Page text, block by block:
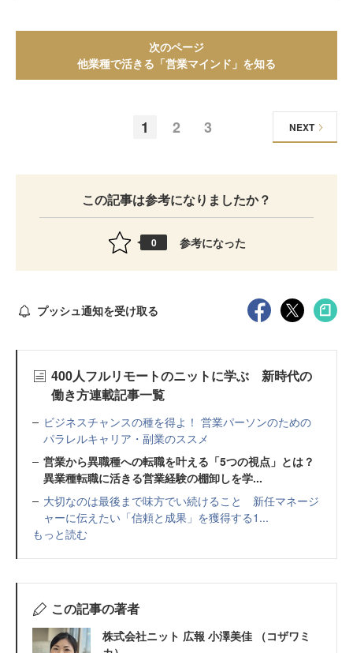
次のページ
他業種で活きる「営業マインド」を知る
1 2 3 NEXT
この記事は参考になりましたか？
0 参考になった
プッシュ通知を受け取る
400人フルリモートのニットに学ぶ 新時代の
働き方連載記事一覧
ビジネスチャンスの種を得よ！ 営業パーソンのための
パラレルキャリア・副業のススメ
営業から異職種への転職を叶える「5つの視点」とは？
異業種転職に活きる営業経験の棚卸しを学...
大切なのは最後まで味方でい続けること 新任マネージ
ャーに伝えたい「信頼と成果」を獲得する1...
もっと読む
この記事の著者
株式会社ニット 広報 小澤美佳 （コザワミ